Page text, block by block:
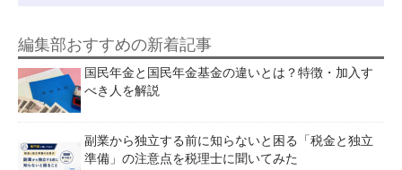
編集部おすすめの新着記事
国民年金と国民年金基金の違いとは？特徴・加入す
べき人を解説
副業から独立する前に知らないと困る「税金と独立
準備」の注意点を税理士に聞いてみた